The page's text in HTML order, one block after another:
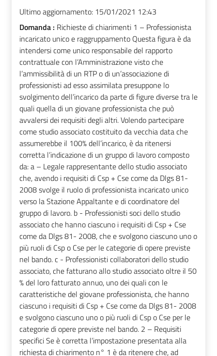
Ultimo aggiornamento: 15/01/2021 12:43
Domanda : Richieste di chiarimenti 1 – Professionista
incaricato unico e raggruppamento Questa figura è da
intendersi come unico responsabile del rapporto
contrattuale con l’Amministrazione visto che
l’ammissibilità di un RTP o di un’associazione di
professionisti ad esso assimilata presuppone lo
svolgimento dell’incarico da parte di figure diverse tra le
quali quella di un giovane professionista che può
avvalersi dei requisiti degli altri. Volendo partecipare
come studio associato costituito da vecchia data che
assumerebbe il 100% dell’incarico, è da ritenersi
corretta l’indicazione di un gruppo di lavoro composto
da: a – Legale rappresentante dello studio associato
che, avendo i requisiti di Csp + Cse come da Dlgs 81-
2008 svolge il ruolo di professionista incaricato unico
verso la Stazione Appaltante e di coordinatore del
gruppo di lavoro. b - Professionisti soci dello studio
associato che hanno ciascuno i requisiti di Csp + Cse
come da Dlgs 81- 2008, che e svolgono ciascuno uno o
più ruoli di Csp o Cse per le categorie di opere previste
nel bando. c - Professionisti collaboratori dello studio
associato, che fatturano allo studio associato oltre il 50
% del loro fatturato annuo, uno dei quali con le
caratteristiche del giovane professionista, che hanno
ciascuno i requisiti di Csp + Cse come da Dlgs 81- 2008
e svolgono ciascuno uno o più ruoli di Csp o Cse per le
categorie di opere previste nel bando. 2 – Requisiti
specifici Se è corretta l’impostazione presentata alla
richiesta di chiarimento n° 1 è da ritenere che, ad